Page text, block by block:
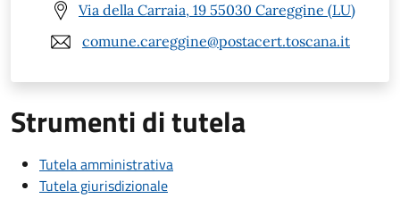
Via della Carraia, 19 55030 Careggine (LU)
comune.careggine@postacert.toscana.it
Strumenti di tutela
Tutela amministrativa
Tutela giurisdizionale